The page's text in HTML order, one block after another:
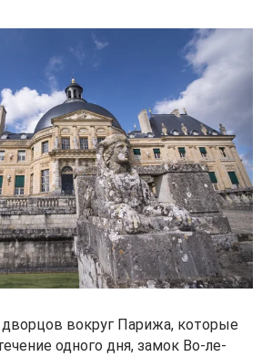
вокруг Парижа, которые
одного дня, замок Во-ле-